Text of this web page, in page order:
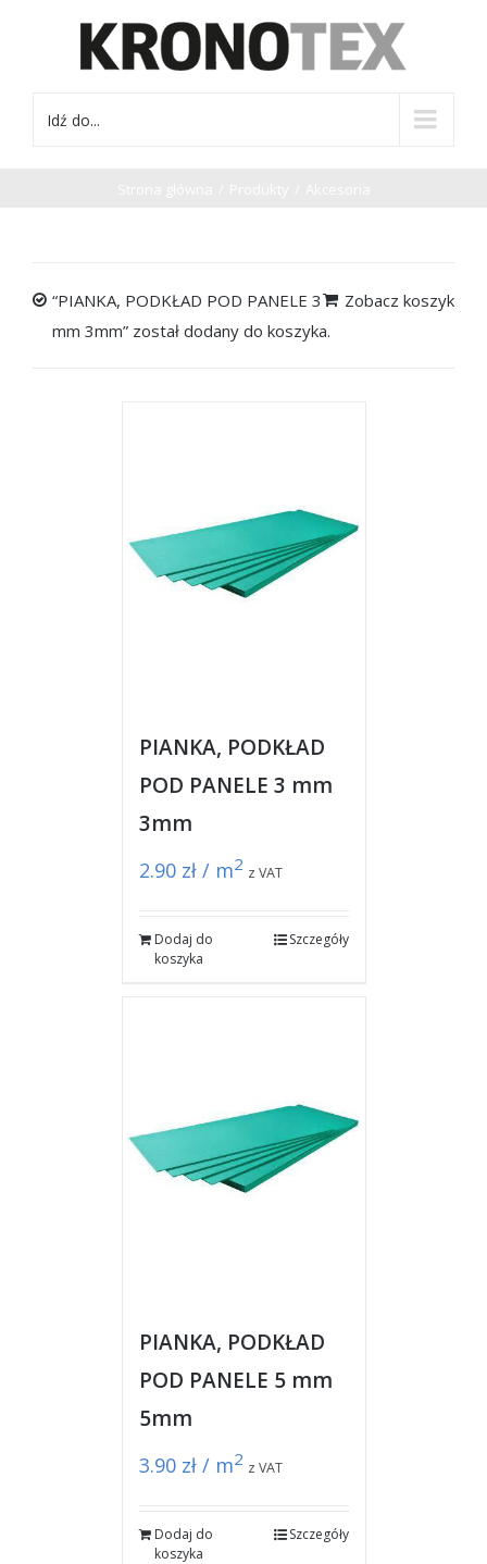
Idź do...
Zobacz koszyk
“PIANKA, PODKŁAD POD PANELE 3
mm 3mm” został dodany do koszyka.
PIANKA, PODKŁAD
POD PANELE 3 mm
3mm
2.90 zł / m2 z VAT
Dodaj do
koszyka
Szczegóły
PIANKA, PODKŁAD
POD PANELE 5 mm
5mm
3.90 zł / m2 z VAT
Dodaj do
koszyka
Szczegóły